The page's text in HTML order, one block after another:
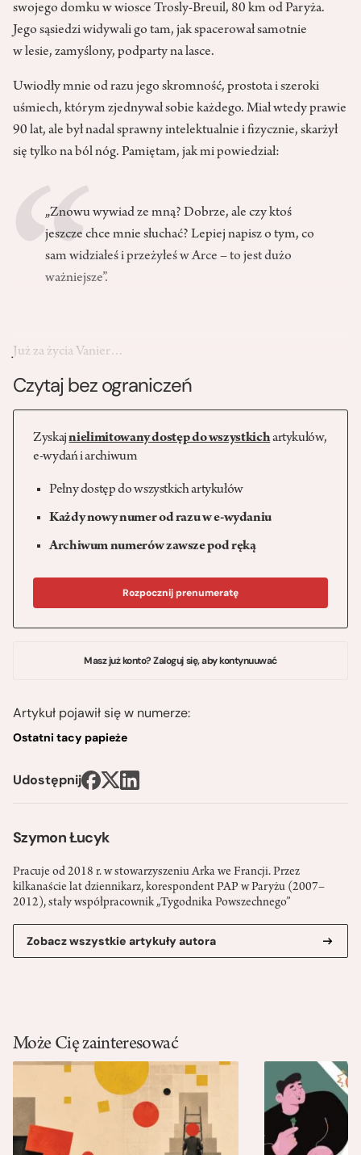
Szymon Łucyk
Pracuje od 2018 r. w stowarzyszeniu Arka we Francji. Przez
kilkanaście lat dziennikarz, korespondent PAP w Paryżu (2007–
2012), stały współpracownik „Tygodnika Powszechnego”
Zobacz wszystkie artykuły autora
swojego domku w wiosce Trosly-Breuil, 80 km od Paryża.
Jego sąsiedzi widywali go tam, jak spacerował samotnie
w lesie, zamyślony, podparty na lasce.
Uwiodły mnie od razu jego skromność, prostota i szeroki
uśmiech, którym zjednywał sobie każdego. Miał wtedy prawie
90 lat, ale był nadal sprawny intelektualnie i fizycznie, skarżył
się tylko na ból nóg. Pamiętam, jak mi powiedział:
„Znowu wywiad ze mną? Dobrze, ale czy ktoś
jeszcze chce mnie słuchać? Lepiej napisz o tym, co
sam widziałeś i przeżyłeś w Arce – to jest dużo
ważniejsze”.
Już za życia Vanier…
Czytaj bez ograniczeń
Zyskajnielimitowany dostęp do wszystkichartykułów,
e-wydań i archiwum
Pełny dostęp do wszystkich artykułów
Każdy nowy numer od razu w e-wydaniu
Archiwum numerów zawsze pod ręką
Rozpocznij prenumeratę
Masz już konto? Zaloguj się, aby kontynuuwać
Artykuł pojawił się w numerze:
Ostatni tacy papieże
Udostępnij
Może Cię zainteresować